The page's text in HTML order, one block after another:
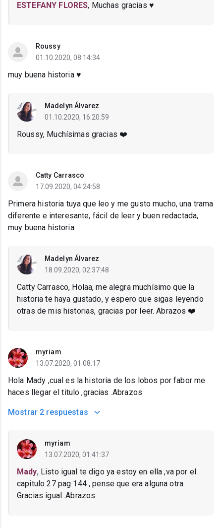
ESTEFANY FLORES, Muchas gracias ♥
Roussy
01.10.2020, 08:14:34
muy buena historia ♥
Madelyn Álvarez
01.10.2020, 16:20:59
Roussy, Muchísimas gracias ❤️
Catty Carrasco
17.09.2020, 04:24:58
Primera historia tuya que leo y me gusto mucho, una trama
diferente e interesante, fácil de leer y buen redactada,
muy buena historia.
Madelyn Álvarez
18.09.2020, 02:37:48
Catty Carrasco, Holaa, me alegra muchísimo que la
historia te haya gustado, y espero que sigas leyendo
otras de mis historias, gracias por leer. Abrazos ❤️
myriam
13.07.2020, 01:08:17
Hola Mady ,cual es la historia de los lobos por fabor me
haces llegar el titulo ,gracias .Abrazos
Mostrar 2 respuestas
myriam
13.07.2020, 01:41:37
Mady, Listo igual te digo ya estoy en ella ,va por el
capitulo 27 pag 144 , pense que era alguna otra
Gracias igual .Abrazos